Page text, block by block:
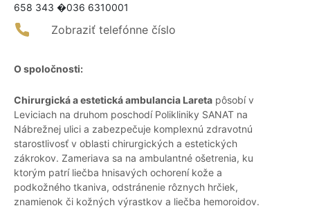
658 343 �036 6310001
Zobraziť telefónne číslo
O spoločnosti:
Chirurgická a estetická ambulancia Lareta pôsobí v
Leviciach na druhom poschodí Polikliniky SANAT na
Nábrežnej ulici a zabezpečuje komplexnú zdravotnú
starostlivosť v oblasti chirurgických a estetických
zákrokov. Zameriava sa na ambulantné ošetrenia, ku
ktorým patrí liečba hnisavých ochorení kože a
podkožného tkaniva, odstránenie rôznych hrčiek,
znamienok či kožných výrastkov a liečba hemoroidov.